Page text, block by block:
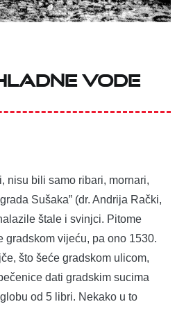
hladne vode
nisu bili samo ribari, mornari,
Sušaka” (dr. Andrija Rački,
štale i svinjci. Pitome
vijeću, pa ono 1530.
što šeće gradskom ulicom,
dati gradskim sucima
od 5 libri. Nekako u to